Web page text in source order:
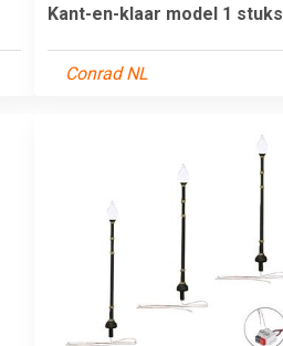
Kant-en-klaar model 1 stuks
Conrad NL